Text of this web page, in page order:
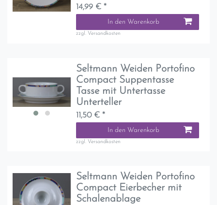
14,99 € *
In den Warenkorb
zzgl. Versandkosten
Seltmann Weiden Portofino
Compact Suppentasse
Tasse mit Untertasse
Unterteller
11,50 € *
In den Warenkorb
zzgl. Versandkosten
Seltmann Weiden Portofino
Compact Eierbecher mit
Schalenablage